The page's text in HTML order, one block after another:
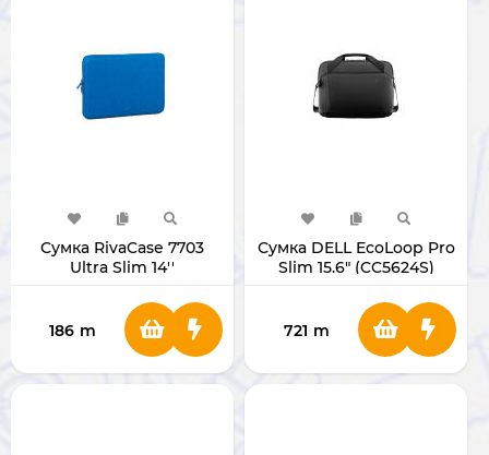
Сумка RivaCase 7703
Ultra Slim 14''
186 m
Сумка DELL EcoLoop Pro
Slim 15.6" (CC5624S)
721 m